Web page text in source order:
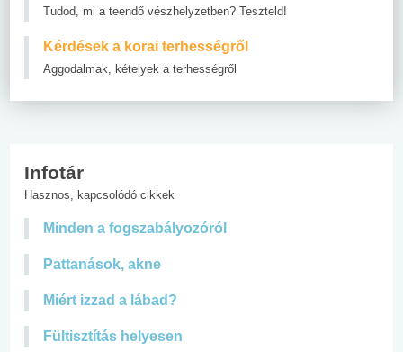
Tudod, mi a teendő vészhelyzetben? Teszteld!
Kérdések a korai terhességről
Aggodalmak, kételyek a terhességről
Infotár
Hasznos, kapcsolódó cikkek
Minden a fogszabályozóról
Pattanások, akne
Miért izzad a lábad?
Fültisztítás helyesen